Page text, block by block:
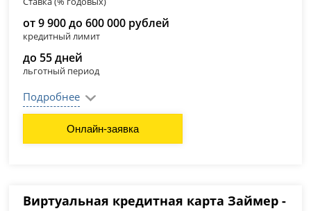
от 9 900 до 600 000 рублей
кредитный лимит
до 55 дней
льготный период
Подробнее
Онлайн-заявка
Виртуальная кредитная карта Займер -